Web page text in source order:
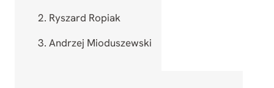
Ryszard Ropiak
Andrzej Mioduszewski